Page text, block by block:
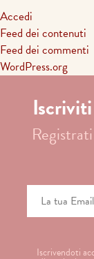
Accedi
Feed dei contenuti
Feed dei commenti
WordPress.org
Iscrivendoti